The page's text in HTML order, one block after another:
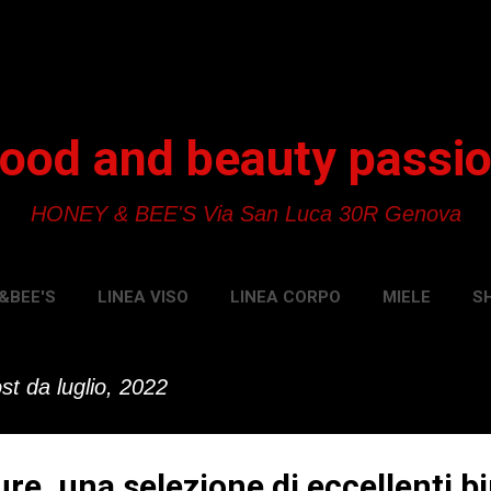
and beauty
HONEY & BEE'S Via San Luca 30R Genova
LINEA VISO LINEA CORPO MIELE
da luglio, 2022